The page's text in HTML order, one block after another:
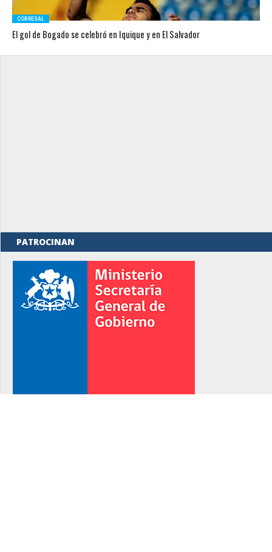
COBRESAL
El gol de Bogado se celebró en Iquique y en El Salvador
PATROCINAN